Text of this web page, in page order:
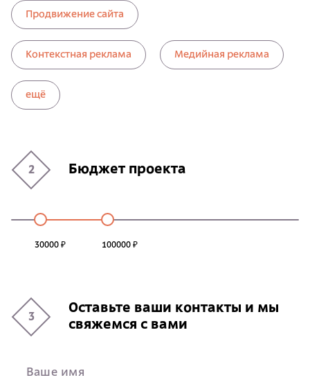
Продвижение сайта
Контекстная реклама Медийная реклама
ещё
2 Бюджет проекта
30000 ₽ 100000 ₽
3
Оставьте ваши контакты и мы
свяжемся с вами
Ваше имя